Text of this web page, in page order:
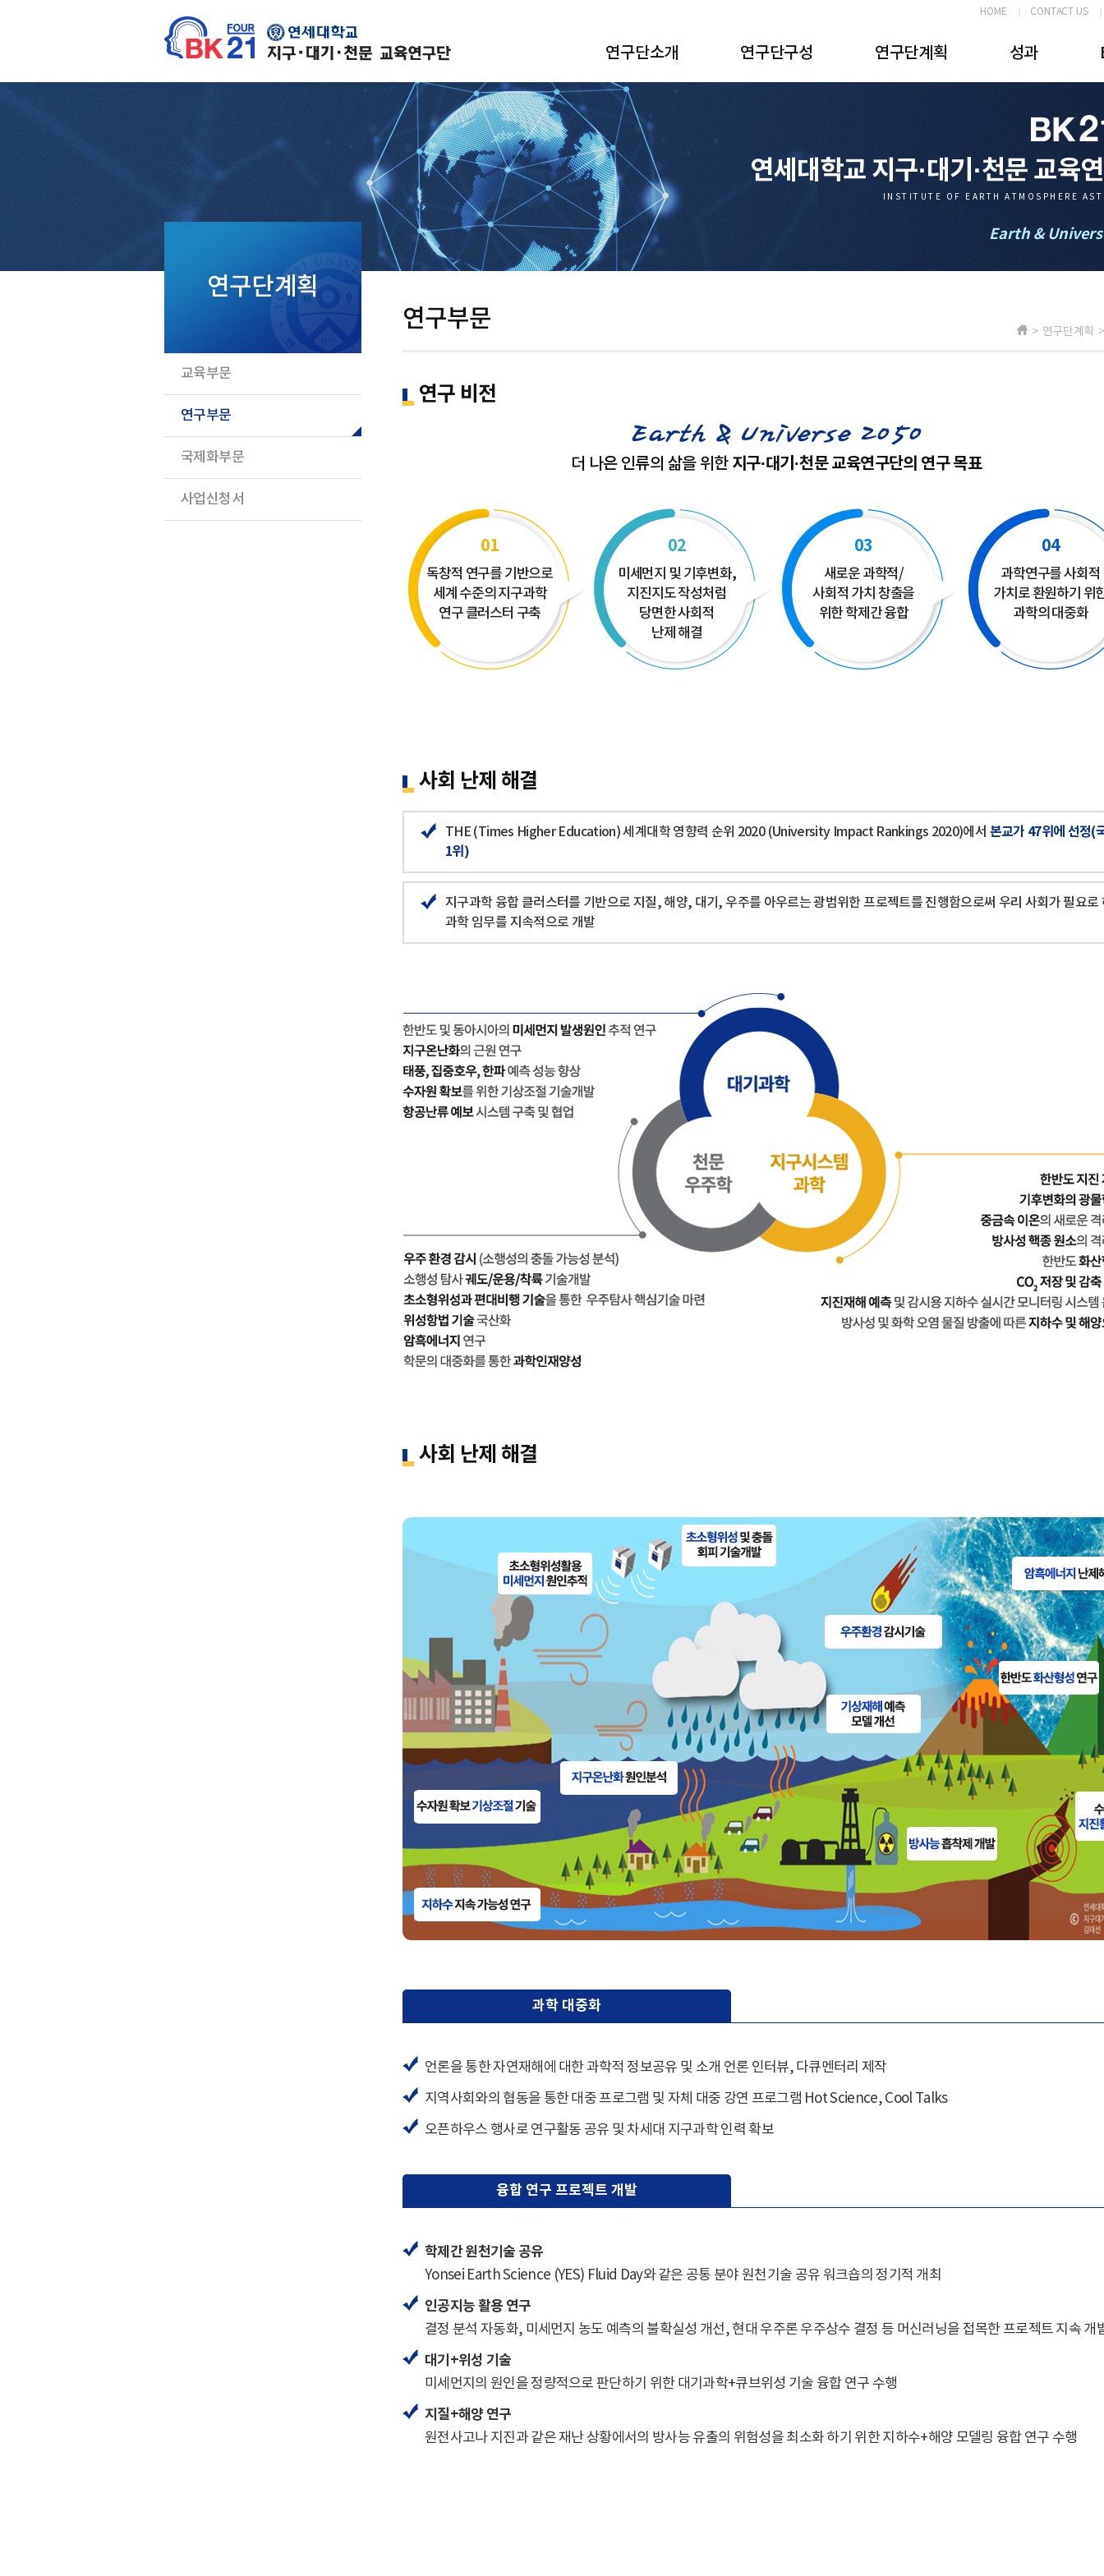
HOME CONTACT US
연구단소개 연구단구성 연구단계획 성과
연세대학교 지구·대기·천문 교육
INSTITUTE OF EARTH ATMOSPHERE
Earth &
연구단계획
교육부문
연구부문
국제화부문
사업신청서
연구부문 > 연구단계획
연구 비전
더 나은 인류의 삶을 위한 지구·대기·천문 교육연구단의 연구 목표
01
독창적 연구를 기반으로
세계 수준의 지구과학
연구 클러스터 구축
02
미세먼지 및 기후변화,
지진지도 작성처럼
당면한 사회적
난제 해결
03
새로운 과학적/
사회적 가치 창출을
위한 학제간 융합
04
과학연구를 사회적
가치로 환원하기 위
과학의 대중화
사회 난제 해결
THE (Times Higher Education) 세계대학 영향력 순위 2020 (University Impact Rankings 2020)에서 본교가 47위에 선정(
1위)
지구과학 융합 클러스터를 기반으로 지질, 해양, 대기, 우주를 아우르는 광범위한 프로젝트를 진행함으로써 우리 사회가 필요로
과학 임무를 지속적으로 개발
사회 난제 해결
과학 대중화
언론을 통한 자연재해에 대한 과학적 정보공유 및 소개 언론 인터뷰, 다큐멘터리 제작
지역사회와의 협동을 통한 대중 프로그램 및 자체 대중 강연 프로그램 Hot Science, Cool Talks
오픈하우스 행사로 연구활동 공유 및 차세대 지구과학 인력 확보
융합 연구 프로젝트 개발
학제간 원천기술 공유
Yonsei Earth Science (YES) Fluid Day와 같은 공통 분야 원천기술 공유 워크숍의 정기적 개최
인공지능 활용 연구
결정 분석 자동화, 미세먼지 농도 예측의 불확실성 개선, 현대 우주론 우주상수 결정 등 머신러닝을 접목한 프로젝트 지속 개
대기+위성 기술
미세먼지의 원인을 정량적으로 판단하기 위한 대기과학+큐브위성 기술 융합 연구 수행
지질+해양 연구
원전사고나 지진과 같은 재난 상황에서의 방사능 유출의 위험성을 최소화 하기 위한 지하수+해양 모델링 융합 연구 수행